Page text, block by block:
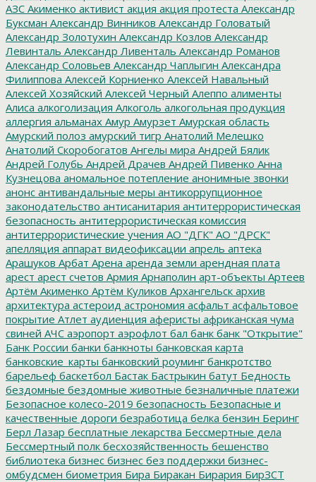
АЗС Акименко активист акция акция протеста Александр
Буксман Александр Винников Александр Головатый
Александр Золотухин Александр Козлов Александр
Левинталь Александр Ливенталь Александр Романов
Александр Соловьев Александр Чаплыгин Александра
Филиппова Алексей Корниенко Алексей Навальный
Алексей Хозяйский Алексей Черный Алеппо алименты
Алиса алкоголизация Алкоголь алкогольная продукция
аллергия альманах Амур Амурзет Амурская область
Амурский полоз амурский тигр Анатолий Мелешко
Анатолий Скоробогатов Ангелы мира Андрей Бялик
Андрей Голубь Андрей Драчев Андрей Пивенко Анна
Кузнецова аномальное потепление анонимные звонки
анонс антивандальные меры антикоррупционное
законодательство антисанитария антитеррористическая
безопасность антитеррористическая комиссия
антитеррористические учения АО "ДГК" АО "ДРСК"
апелляция аппарат видеофиксации апрель аптека
Арашуков Арбат Арена аренда земли арендная плата
арест арест счетов Армия Арнаполин арт-объекты Артеев
Артём Акименко Артём Куликов Архангельск архив
архитектура астероид астрономия асфальт асфальтовое
покрытие Атлет аудиенция аферисты африканская чума
свиней АЧС аэропорт аэрофлот бал банк банк "Открытие"
Банк России банки банкноты банковская карта
банковские_карты банковский роуминг банкротство
барельеф баскетбол Бастак Бастрыкин батут Бедность
бездомные бездомные животные безналичные платежи
Безопасное колесо-2019 безопасность Безопасные и
качественные дороги безработица белка бензин Беринг
Берл Лазар бесплатные лекарства Бессмертные дела
Бессмертный полк бесхозяйственность бешенство
библиотека бизнес бизнес без поддержки бизнес-
омбудсмен биометрия Бира Биракан Бирария БирЗСТ